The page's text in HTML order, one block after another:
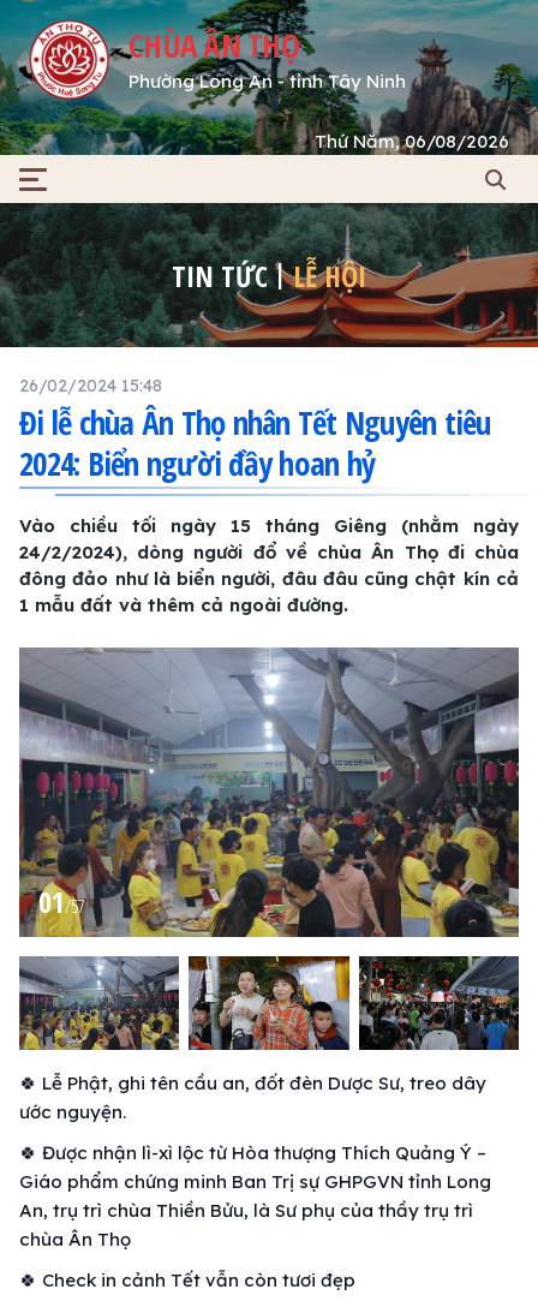
CHÙA ÂN THỌ
Phường Long An - tỉnh Tây Ninh
Thứ Năm, 06/08/2026
TIN TỨC LỄ HỘI
26/02/2024 15:48
Đi lễ chùa Ân Thọ nhân Tết Nguyên tiêu
2024: Biển người đầy hoan hỷ
Vào chiều tối ngày 15 tháng Giêng (nhằm ngày
24/2/2024), dòng người đổ về chùa Ân Thọ đi chùa
đông đảo như là biển người, đâu đâu cũng chật kín cả
1 mẫu đất và thêm cả ngoài đường.
01/57
🍀 Lễ Phật, ghi tên cầu an, đốt đèn Dược Sư, treo dây
ước nguyện.
🍀 Được nhận lì-xì lộc từ Hòa thượng Thích Quảng Ý –
Giáo phẩm chứng minh Ban Trị sự GHPGVN tỉnh Long
An, trụ trì chùa Thiền Bửu, là Sư phụ của thầy trụ trì
chùa Ân Thọ
🍀 Check in cảnh Tết vẫn còn tươi đẹp